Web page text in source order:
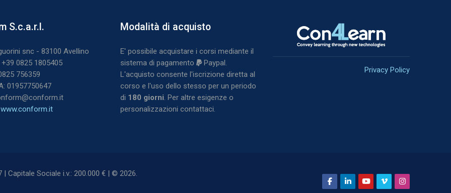
S.c.a.r.l.
S.c.a.r.l.
snc - 83100 Avellino
0825 1805405
756359
01957750647
www.conform.it
Blocchi
Salta Modalità di acquisto
Modalità di acquisto
E' possibile acquistare i corsi mediante il
sistema di pagamento
Paypal.
L'acquisto consente l'iscrizione diretta al
corso e l'uso dello stesso per un periodo
di 180 giorni . Per altre esigenze o
personalizzazioni contattaci.
Blocchi
Privacy Policy
Capitale Sociale i.v.: 200.000 € | © 2026.